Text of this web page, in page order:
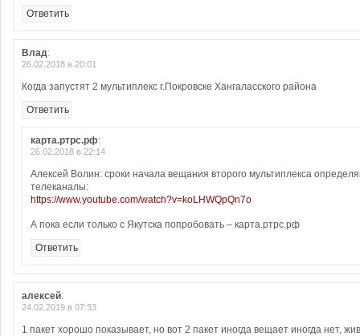
Ответить
Влад:
26.02.2018 в 20:01
Когда запустят 2 мультиплекс г.Покровске Хангаласского района
Ответить
карта.ртрс.рф:
26.02.2018 в 22:14
Алексей Волин: сроки начала вещания второго мультиплекса
телеканалы:
https://www.youtube.com/watch?v=koLHWQpQn7o
А пока если только с Якутска попробовать – карта.ртрс.рф
Ответить
алексей:
24.02.2019 в 07:33
1 пакет хорошо показывает, но вот 2 пакет иногда вещает иногда нет,